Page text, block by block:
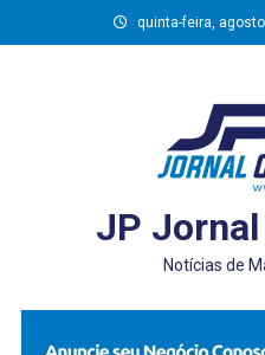
to
quinta-feira,
JP
Notícias de